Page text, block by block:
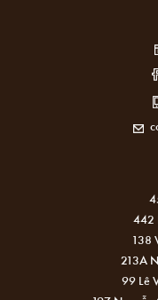
442
138
213A
99 Lê